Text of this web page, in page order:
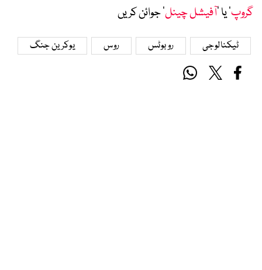
گروپ‘ یا ’آفیشل چینل‘ جوائن کریں
ٹیکنالوجی روبوٹس روس یوکرین جنگ